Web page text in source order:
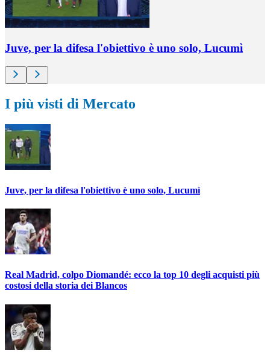
Juve, per la difesa l'obiettivo è uno solo, Lucumì
I più visti di Mercato
Juve, per la difesa l'obiettivo è uno solo, Lucumì
Real Madrid, colpo Diomandé: ecco la top 10 degli acquisti più
costosi della storia dei Blancos